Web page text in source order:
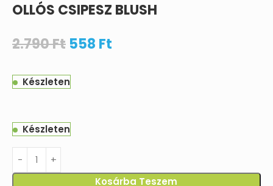
OLLÓS CSIPESZ BLUSH
2.790Ft 558 Ft
Készleten
Készleten
Kosárba Teszem